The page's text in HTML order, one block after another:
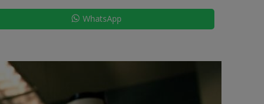
WhatsApp